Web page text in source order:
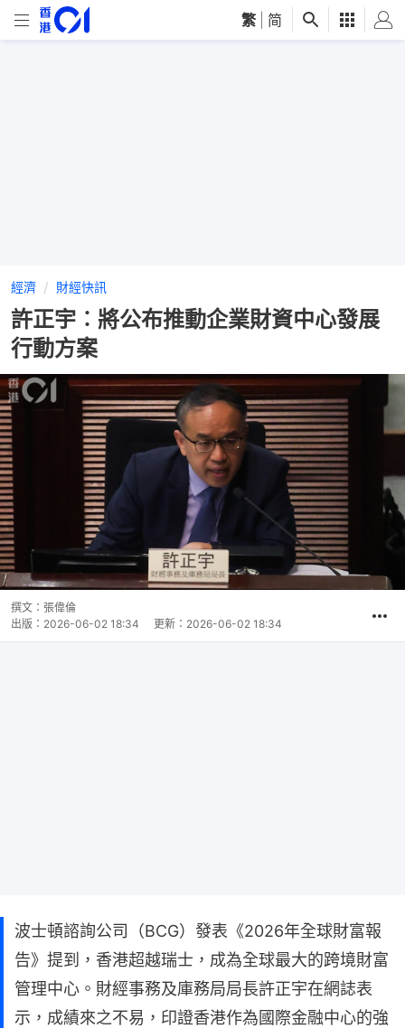
繁 简
經濟 財經快訊
許正宇︰將公布推動企業財資中心發展
行動方案
撰文： 張偉倫
出版： 2026-06-02 18:34 更新： 2026-06-02 18:34
波士頓諮詢公司（BCG）發表《2026年全球財富報
告》提到，香港超越瑞士，成為全球最大的跨境財富
管理中心。財經事務及庫務局局長許正宇在網誌表
示，成績來之不易，印證香港作為國際金融中心的強